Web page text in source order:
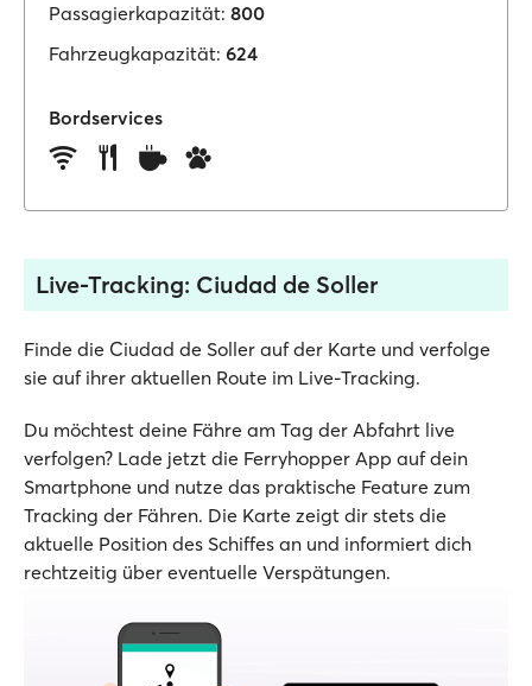
Passagierkapazität: 800
Fahrzeugkapazität: 624
Bordservices
Live-Tracking: Ciudad de Soller
Finde die Ciudad de Soller auf der Karte und verfolge
sie auf ihrer aktuellen Route im Live-Tracking.
Du möchtest deine Fähre am Tag der Abfahrt live
verfolgen? Lade jetzt die Ferryhopper App auf dein
Smartphone und nutze das praktische Feature zum
Tracking der Fähren. Die Karte zeigt dir stets die
aktuelle Position des Schiffes an und informiert dich
rechtzeitig über eventuelle Verspätungen.